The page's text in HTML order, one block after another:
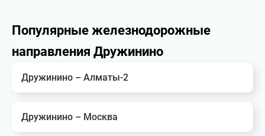
Популярные железнодорожные
направления Дружинино
Дружинино – Алматы-2
Дружинино – Москва